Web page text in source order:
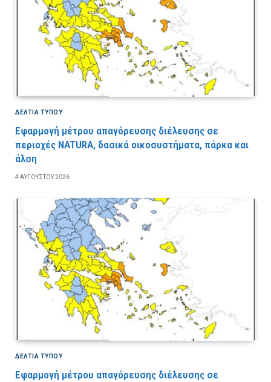
ΔΕΛΤΙΑ ΤΥΠΟΥ
Εφαρμογή μέτρου απαγόρευσης διέλευσης σε
περιοχές NATURA, δασικά οικοσυστήματα, πάρκα και
άλση
4 ΑΥΓΟΎΣΤΟΥ 2026
ΔΕΛΤΙΑ ΤΥΠΟΥ
Εφαρμογή μέτρου απαγόρευσης διέλευσης σε